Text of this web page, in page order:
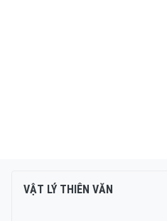
VẬT LÝ THIÊN VĂN